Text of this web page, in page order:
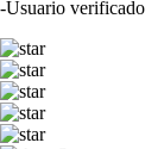
-Usuario verificado